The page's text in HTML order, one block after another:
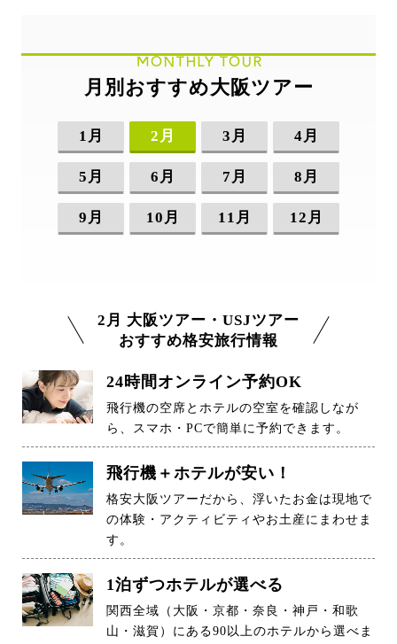
MONTHLY TOUR
月別おすすめ大阪ツアー
1月 2月 3月 4月
5月 6月 7月 8月
9月 10月 11月 12月
2月 大阪ツアー・USJツアー
おすすめ格安旅行情報
24時間オンライン予約OK
飛行機の空席とホテルの空室を確認しなが
ら、スマホ・PCで簡単に予約できます。
飛行機＋ホテルが安い！
格安大阪ツアーだから、浮いたお金は現地で
の体験・アクティビティやお土産にまわせま
す。
1泊ずつホテルが選べる
関西全域（大阪・京都・奈良・神戸・和歌
山・滋賀）にある90以上のホテルから選べま